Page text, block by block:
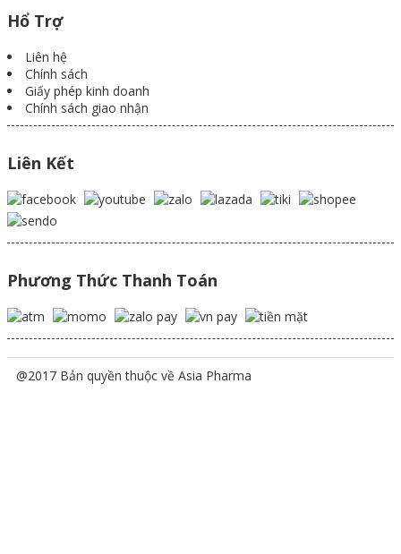
Hổ Trợ
Liên hệ
Chính sách
Giấy phép kinh doanh
Chính sách giao nhận
Liên Kết
Phương Thức Thanh Toán
@2017 Bản quyền thuộc về Asia Pharma